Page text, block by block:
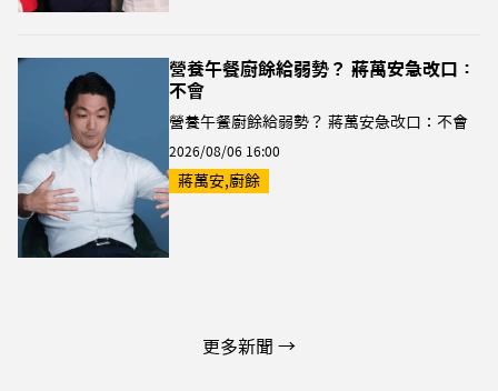
營養午餐廚餘給弱勢？ 蔣萬安急改口：
不會
營養午餐廚餘給弱勢？ 蔣萬安急改口：不會
2026/08/06 16:00
蔣萬安,廚餘
更多新聞 →